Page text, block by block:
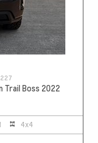
Trail Boss 2022
4x4